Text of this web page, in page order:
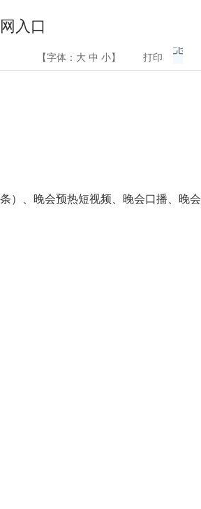
入口
【字体： 大 中 小】 打印
）、晚会预热短视频、晚会口播、晚会